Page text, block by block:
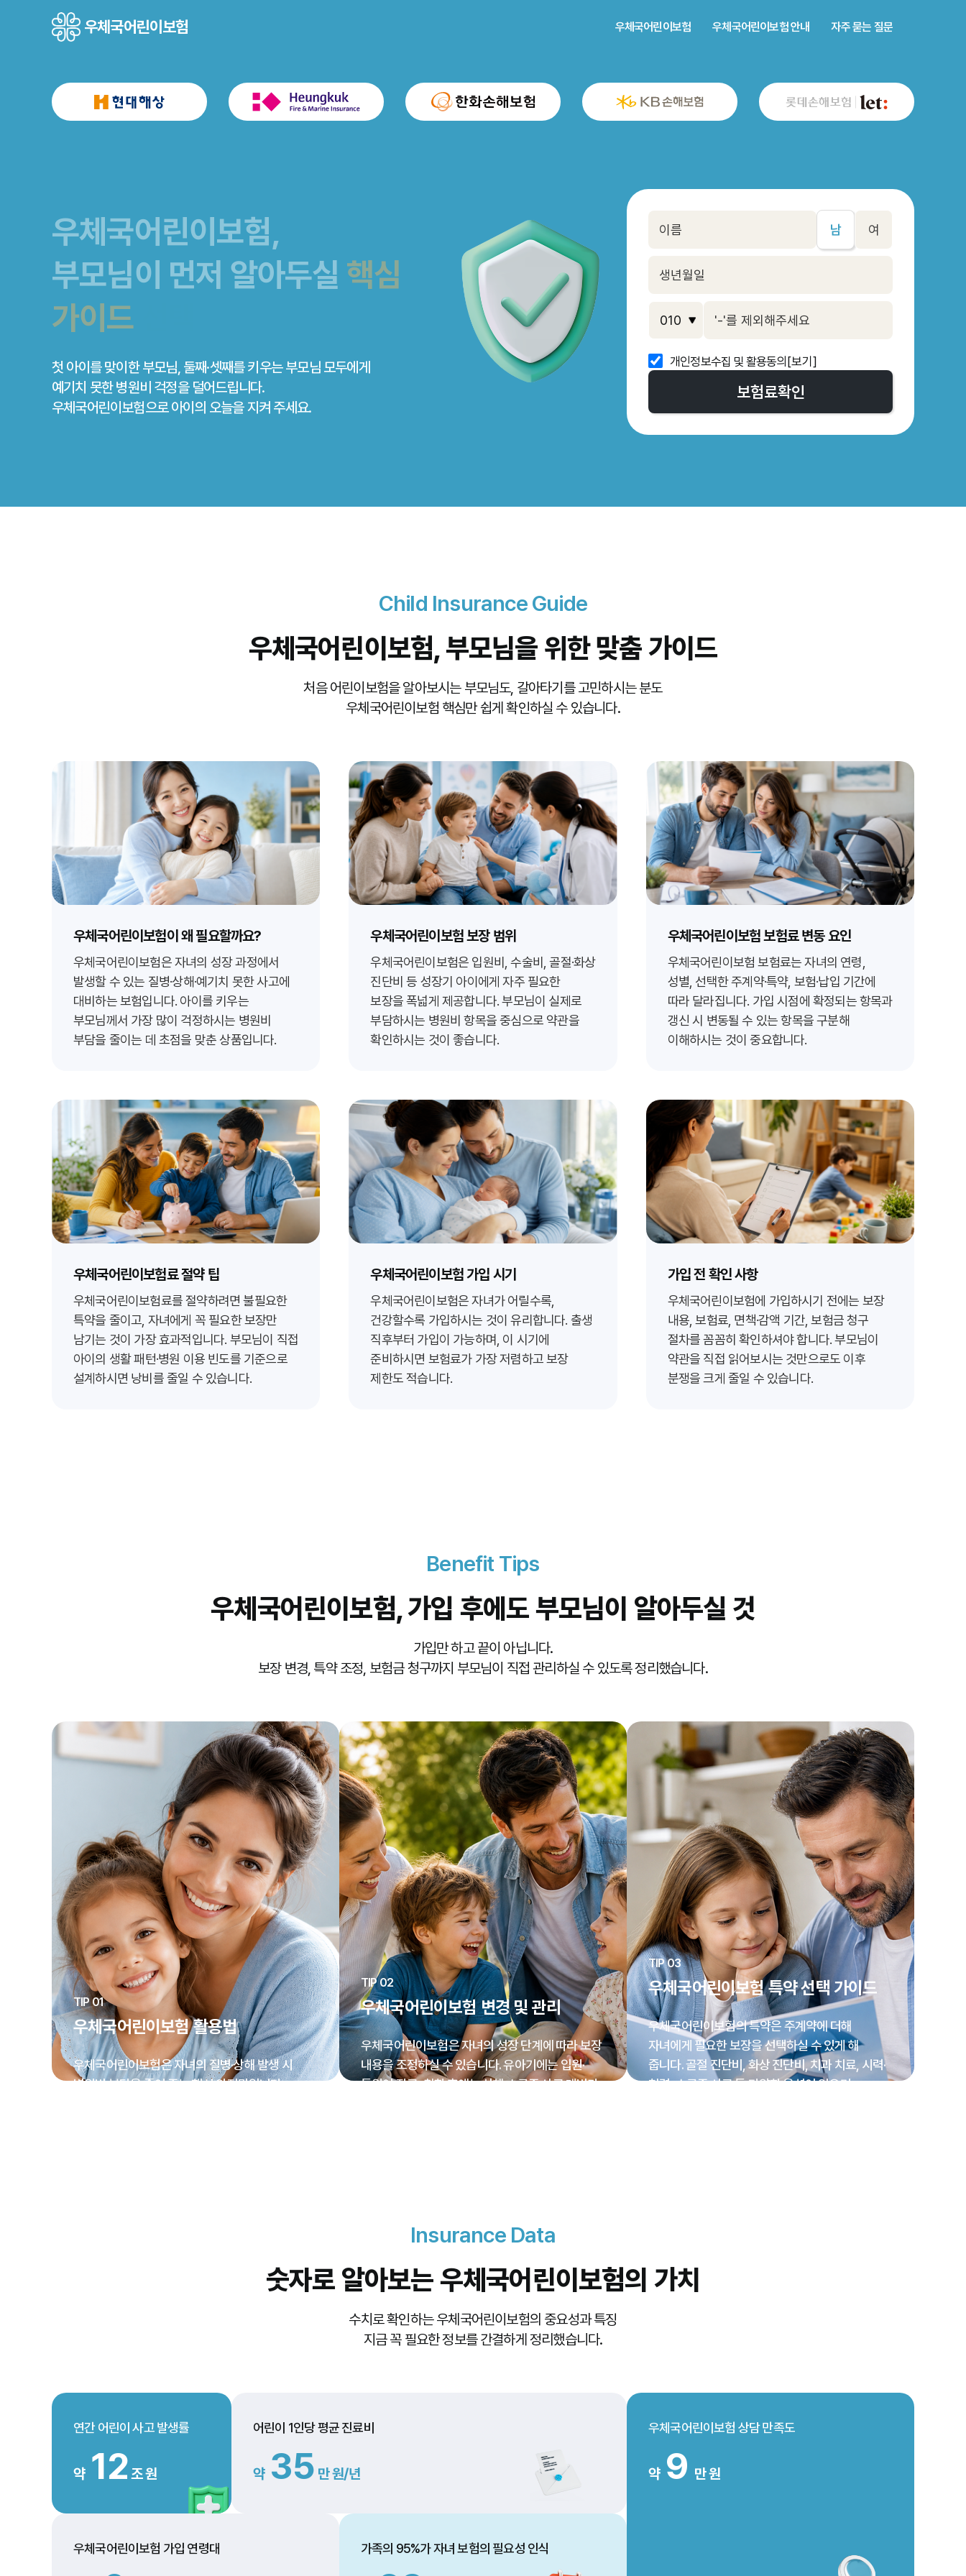
우체국어린이보험 우체국어린이보험 우체국어린이보험 안내 자주 묻는 질문
건강과 안전
지키는 선택
핵심
가이드
건강과 안전
지키는 선택
우체국어린이보험,
부모님이 먼저 알아두실 핵심
가이드
첫 아이를 맞이한 부모님, 둘째·셋째를 키우는 부모님 모두에게
예기치 못한 병원비 걱정을 덜어드립니다.
우체국어린이보험으로 아이의 오늘을 지켜 주세요.
남 여
개인정보수집 및 활용동의 [보기]
보험료확인
Child Insurance Guide
우체국어린이보험,부모님을 위한맞춤 가이드
처음 어린이보험을 알아보시는 부모님도, 갈아타기를 고민하시는 분도
우체국어린이보험 핵심만 쉽게 확인하실 수 있습니다.
우체국어린이보험이 왜 필요할까요?
우체국어린이보험은 자녀의 성장 과정에서
발생할 수 있는 질병·상해·예기치 못한 사고에
대비하는 보험입니다. 아이를 키우는
부모님께서 가장 많이 걱정하시는 병원비
부담을 줄이는 데 초점을 맞춘 상품입니다.
우체국어린이보험 보장 범위
우체국어린이보험은 입원비, 수술비, 골절·화상
진단비 등 성장기 아이에게 자주 필요한
보장을 폭넓게 제공합니다. 부모님이 실제로
부담하시는 병원비 항목을 중심으로 약관을
확인하시는 것이 좋습니다.
우체국어린이보험 보험료 변동 요인
우체국어린이보험 보험료는 자녀의 연령,
성별, 선택한 주계약·특약, 보험·납입 기간에
따라 달라집니다. 가입 시점에 확정되는 항목과
갱신 시 변동될 수 있는 항목을 구분해
이해하시는 것이 중요합니다.
우체국어린이보험료 절약 팁
우체국어린이보험료를 절약하려면 불필요한
특약을 줄이고, 자녀에게 꼭 필요한 보장만
남기는 것이 가장 효과적입니다. 부모님이 직접
아이의 생활 패턴·병원 이용 빈도를 기준으로
설계하시면 낭비를 줄일 수 있습니다.
우체국어린이보험 가입 시기
우체국어린이보험은 자녀가 어릴수록,
건강할수록 가입하시는 것이 유리합니다. 출생
직후부터 가입이 가능하며, 이 시기에
준비하시면 보험료가 가장 저렴하고 보장
제한도 적습니다.
가입 전 확인 사항
우체국어린이보험에 가입하시기 전에는 보장
내용, 보험료, 면책·감액 기간, 보험금 청구
절차를 꼼꼼히 확인하셔야 합니다. 부모님이
약관을 직접 읽어보시는 것만으로도 이후
분쟁을 크게 줄일 수 있습니다.
Benefit Tips
우체국어린이보험,가입 후에도 부모님이 알아두실 것
가입만 하고 끝이 아닙니다.
보장 변경, 특약 조정, 보험금 청구까지 부모님이 직접 관리하실 수 있도록 정리했습니다.
TIP 01
우체국어린이보험 활용법
우체국어린이보험은 자녀의 질병·상해 발생 시
병원비 부담을 줄여 주는 핵심 안전망입니다.
TIP 02
우체국어린이보험 변경 및 관리
우체국어린이보험은 자녀의 성장 단계에 따라 보장
내용을 조정하실 수 있습니다. 유아기에는 입원·
통원이 잦고, 취학 후에는 상해·스쿨존 사고 대비가
TIP 03
우체국어린이보험 특약 선택 가이드
우체국어린이보험의 특약은 주계약에 더해
자녀에게 필요한 보장을 선택하실 수 있게 해
줍니다. 골절 진단비, 화상 진단비, 치과 치료, 시력·
청력, 스쿨존 사고 등 다양한 옵션이 있으며,
Insurance Data
숫자로 알아보는 우체국어린이보험의 가치
수치로 확인하는 우체국어린이보험의 중요성과 특징
지금 꼭 필요한 정보를 간결하게 정리했습니다.
연간 어린이 사고 발생률
약 12조 원
어린이 1인당 평균 진료비
약 35 만 원/년
우체국어린이보험 가입 연령대 가족의 95%가 자녀 보험의 필요성 인식
우체국어린이보험 상담 만족도
약 9 만 원